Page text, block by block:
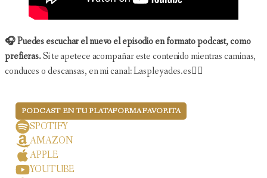
🎧 Puedes escuchar el nuevo el episodio en formato podcast, como
prefieras.Si te apetece acompañar este contenido mientras caminas,
conduces o descansas, en mi canal: Laspleyades.es👇🏻
PODCAST EN TU PLATAFORMA FAVORITA
SPOTIFY
AMAZON
APPLE
YOUTUBE